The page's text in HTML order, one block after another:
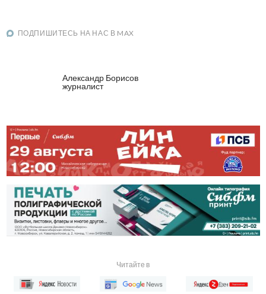
ПОДПИШИТЕСЬ НА НАС В MAX
Александр Борисов
журналист
Читайте в